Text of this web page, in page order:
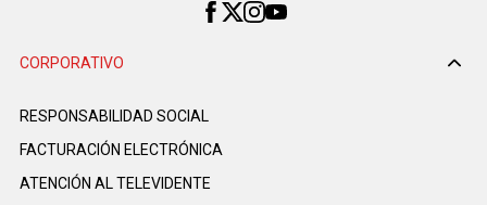
CORPORATIVO
RESPONSABILIDAD SOCIAL
FACTURACIÓN ELECTRÓNICA
ATENCIÓN AL TELEVIDENTE